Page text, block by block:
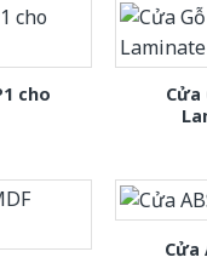
cho
Cửa
Cửa